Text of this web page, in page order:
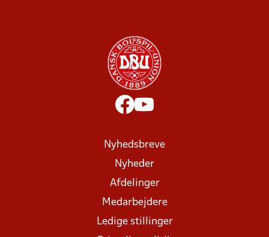
Nyhedsbreve
Nyheder
Afdelinger
Medarbejdere
Ledige stillinger